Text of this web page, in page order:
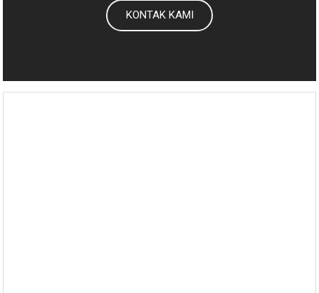
KONTAK KAMI